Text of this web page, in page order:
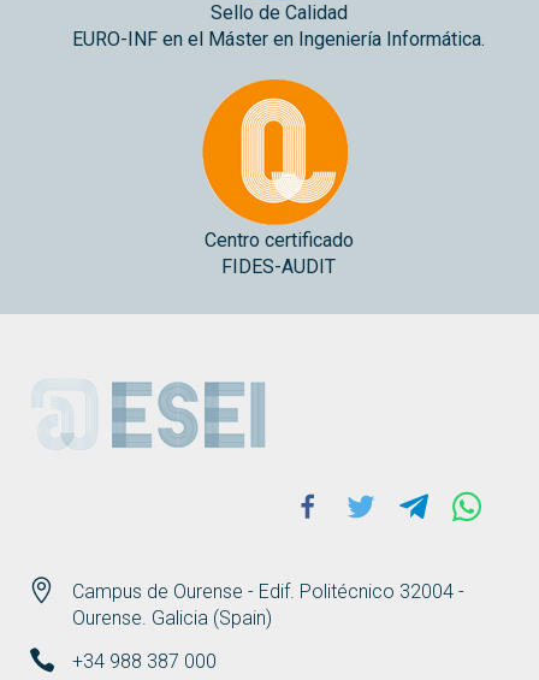
Sello de Calidad
EURO-INF en el Máster en Ingeniería Informática.
Centro certificado
FIDES-AUDIT
ESEI
Campus de Ourense - Edif. Politécnico 32004 -
Ourense. Galicia (Spain)
+34 988 387 000
Facebook
Twitter Telegram